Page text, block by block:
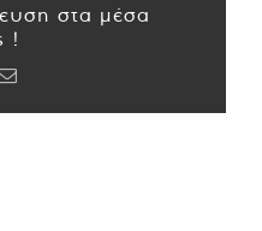
στα μέσα
!
Email